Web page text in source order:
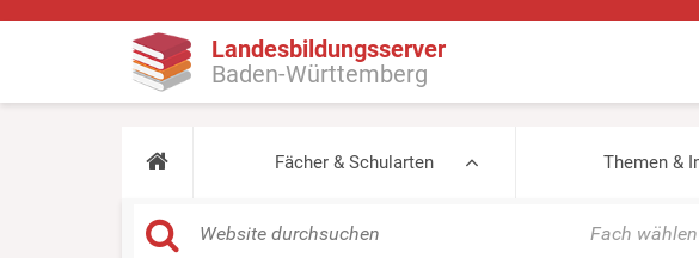
Landesbildungsserver
Baden-Württemberg
Fächer & Schularten Themen &
Fach wählen